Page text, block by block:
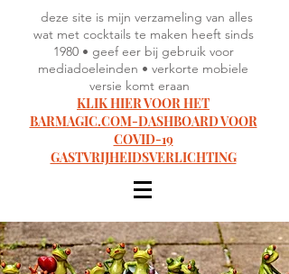
deze site is mijn verzameling van alles
wat met cocktails te maken heeft sinds
1980 • geef eer bij gebruik voor
mediadoeleinden • verkorte mobiele
versie komt eraan
KLIK HIER VOOR HET
BARMAGIC.COM-DASHBOARD VOOR
COVID-19
GASTVRIJHEIDSVERLICHTING